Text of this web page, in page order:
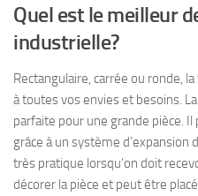
Quel est le meilleur
industrielle?
Rectangulaire, carrée ou ronde,
à toutes vos envies et besoins.
parfaite pour une grande pièce.
grâce à un système d’expansion
très pratique lorsqu’on doit
décorer la pièce et peut être